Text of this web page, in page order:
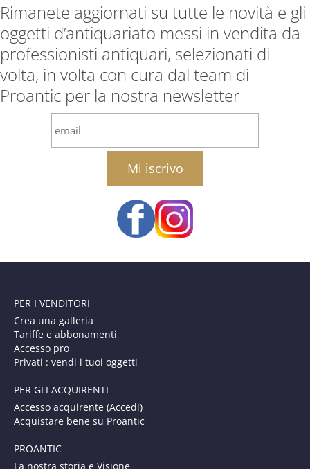
Rimanete aggiornati su tutte le novità e gli
oggetti d’antiquariato messi in vendita da
professionisti antiquari, selezionati di
volta, in volta con cura dal team di
Proantic per la nostra newsletter
email
PER I VENDITORI
Crea una galleria
Tariffe e abbonamenti
Accesso pro
Privati : vendi i tuoi oggetti
PER GLI ACQUIRENTI
Accesso acquirente (Accedi)
Acquistare bene su Proantic
PROANTIC
La nostra storia e Visione